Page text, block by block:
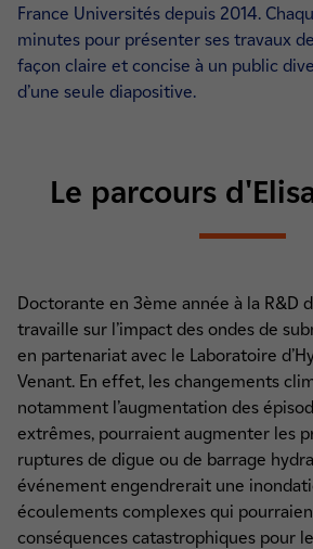
France Universités depuis 2014.
minutes pour présenter ses travaux
façon claire et concise à un public
d’une seule diapositive.
Le parcours
Doctorante en 3ème année à la R&D
travaille sur l’impact des ondes de
en partenariat avec le Laboratoire
Venant. En effet, les changements
notamment l’augmentation des
extrêmes, pourraient augmenter les
ruptures de digue ou de barrage
événement engendrerait une
écoulements complexes qui
conséquences catastrophiques pour